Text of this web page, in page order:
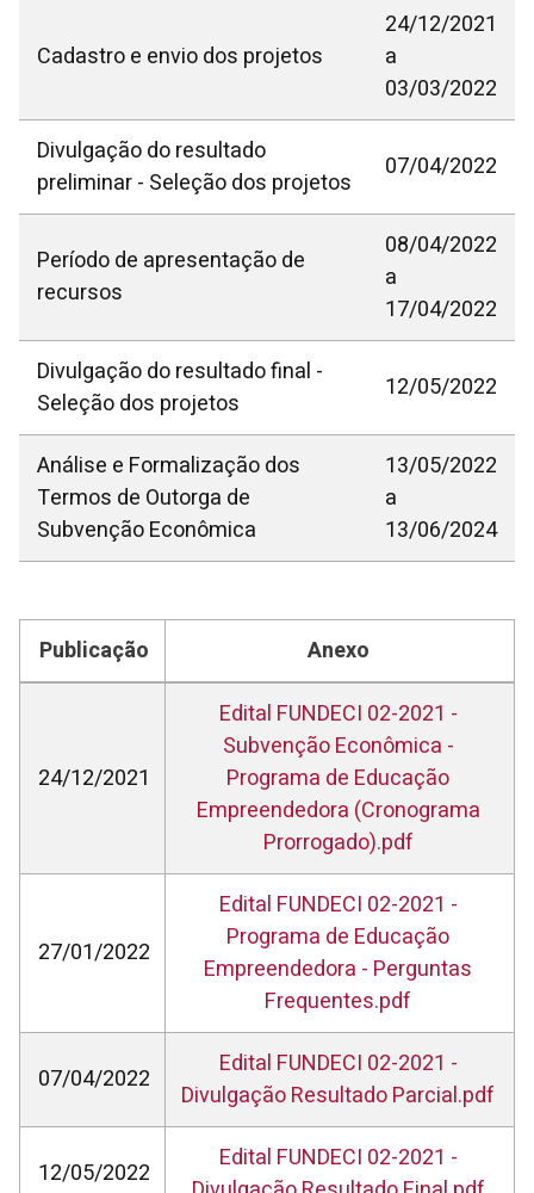
Cadastro e envio dos projetos
24/12/2021
a
03/03/2022
Divulgação do resultado
preliminar - Seleção dos projetos
07/04/2022
Período de apresentação de
recursos
08/04/2022
a
17/04/2022
Divulgação do resultado final -
Seleção dos projetos
12/05/2022
Análise e Formalização dos
Termos de Outorga de
Subvenção Econômica
13/05/2022
a
13/06/2024
Publicação Anexo
24/12/2021
Edital FUNDECI 02-2021 -
Subvenção Econômica -
Programa de Educação
Empreendedora (Cronograma
Prorrogado).pdf
27/01/2022
Edital FUNDECI 02-2021 -
Programa de Educação
Empreendedora - Perguntas
Frequentes.pdf
07/04/2022
Edital FUNDECI 02-2021 -
Divulgação Resultado Parcial.pdf
12/05/2022
Edital FUNDECI 02-2021 -